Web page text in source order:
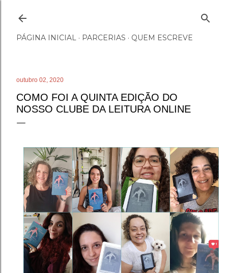
PÁGINA INICIAL PARCERIAS QUEM ESCREVE
outubro 02, 2020
COMO FOI A QUINTA EDIÇÃO DO
NOSSO CLUBE DA LEITURA ONLINE